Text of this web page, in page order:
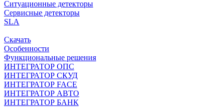
Ситуационные детекторы
Сервисные детекторы
SLA
Скачать
Особенности
Функциональные решения
ИНТЕГРАТОР ОПС
ИНТЕГРАТОР СКУД
ИНТЕГРАТОР FACE
ИНТЕГРАТОР АВТО
ИНТЕГРАТОР БАНК